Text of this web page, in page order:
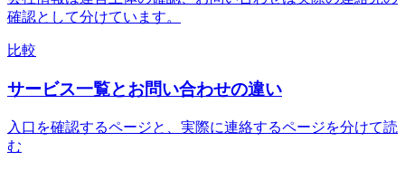
確認として分けています。
比較
サービス一覧とお問い合わせの違い
入口を確認するページと、実際に連絡するページを分けて読
む